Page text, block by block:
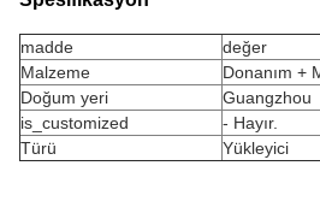
madde
değer
Malzeme
Donanım +
Doğum yeri
Guangzhou
is_customized
- Hayır.
Türü
Yükleyici